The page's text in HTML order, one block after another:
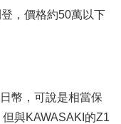
，價格約50萬以下
幣，可說是相當保
與KAWASAKI的Z1